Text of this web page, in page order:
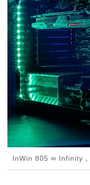
InWin 805 ∞ Infinity，